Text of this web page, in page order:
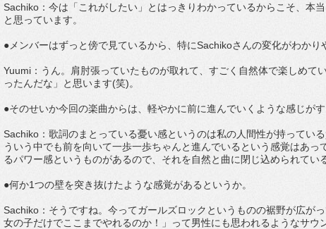
Sachiko：今は「これがしたい」とはっきりわかっているからこそ、本
と思っています。
●メンバーはずっと傍で見ているから、特にSachikoさんの変化がわかり
Yuumi：うん。肩肘張っていたものが取れて、すごく自然体で楽しめて
ったんだな」と思います(笑)。
●そのせいか今回の楽曲からは、軽やかに前に進んでいくような感じがす
Sachiko：歌詞のまとっている憂い感というのは私の人間性が持ってい
ういう中でも前を向いて一歩一歩ちゃんと進んでいるという感覚はあっ
るパワー感というものがあるので、それを自然と曲に閉じ込められてい
●何か1つの壁を突き抜けたような感覚があるというか。
Sachiko：そうですね。今ってガールズロックというものの裾野が広が
女の子だけでここまでやれるのか！」って男性にも思われるようなサウ